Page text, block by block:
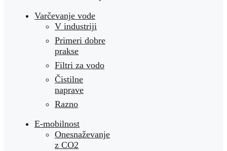
Varčevanje vode
V industriji
Primeri dobre
prakse
Filtri za vodo
Čistilne
naprave
Razno
E-mobilnost
Onesnaževanje
z CO2